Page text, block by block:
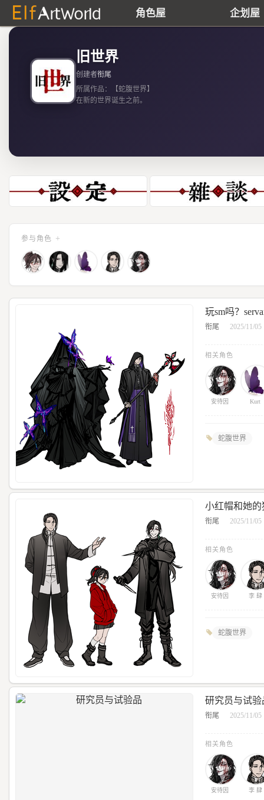
角色屋 企划屋
旧世界
创建者衔尾
所属作品：【蛇腹世界】
在新的世界诞生之前。
参与角色 +
玩sm吗？
衔尾 2025/11/05
相关角色
安待因 Kurt
蛇腹世界
小红帽和她的
衔尾 2025/11/05
相关角色
安待因 李 肆
蛇腹世界
研究员与试验
衔尾 2025/11/05
相关角色
安待因 李 肆